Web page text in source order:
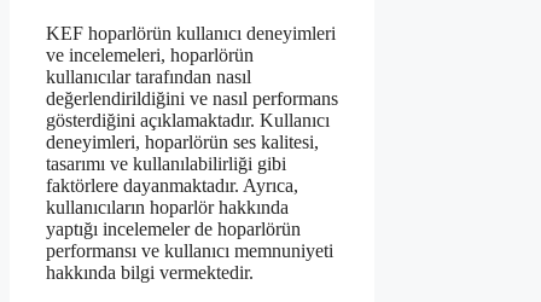
KEF hoparlörün kullanıcı deneyimleri
ve incelemeleri, hoparlörün
kullanıcılar tarafından nasıl
değerlendirildiğini ve nasıl performans
gösterdiğini açıklamaktadır. Kullanıcı
deneyimleri, hoparlörün ses kalitesi,
tasarımı ve kullanılabilirliği gibi
faktörlere dayanmaktadır. Ayrıca,
kullanıcıların hoparlör hakkında
yaptığı incelemeler de hoparlörün
performansı ve kullanıcı memnuniyeti
hakkında bilgi vermektedir.